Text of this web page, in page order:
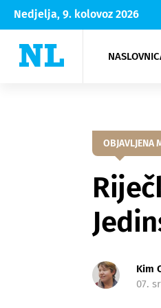
Nedjelja, 9. kolovoz 2026
OBJAVLJENA
Kim
07.